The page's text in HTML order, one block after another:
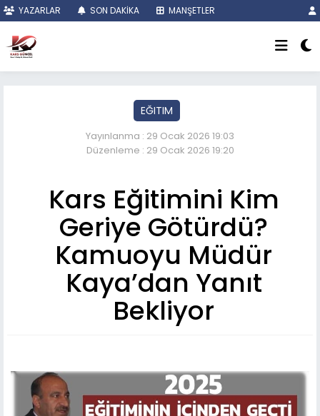
YAZARLAR SON DAKİKA MANŞETLER
EĞITIM
Yayınlanma : 29 Ocak 2026 19:03
Düzenleme : 29 Ocak 2026 19:20
Kars Eğitimini Kim
Geriye Götürdü?
Kamuoyu Müdür
Kaya’dan Yanıt
Bekliyor